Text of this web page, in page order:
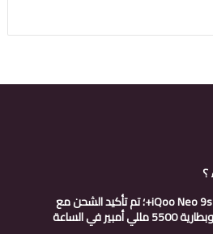
؟
الكشف عن تاريخ إطلاق iQoo Neo 9s Pro+؛ تم تأكيد الشحن مع